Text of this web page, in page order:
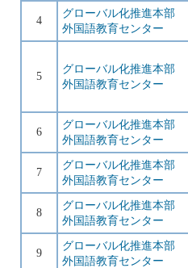
4
グローバル化推進本部
外国語教育センター
5
グローバル化推進本部
外国語教育センター
6
グローバル化推進本部
外国語教育センター
7
グローバル化推進本部
外国語教育センター
8
グローバル化推進本部
外国語教育センター
9
グローバル化推進本部
外国語教育センター